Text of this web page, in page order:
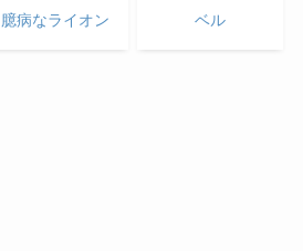
臆病なライオン ベル